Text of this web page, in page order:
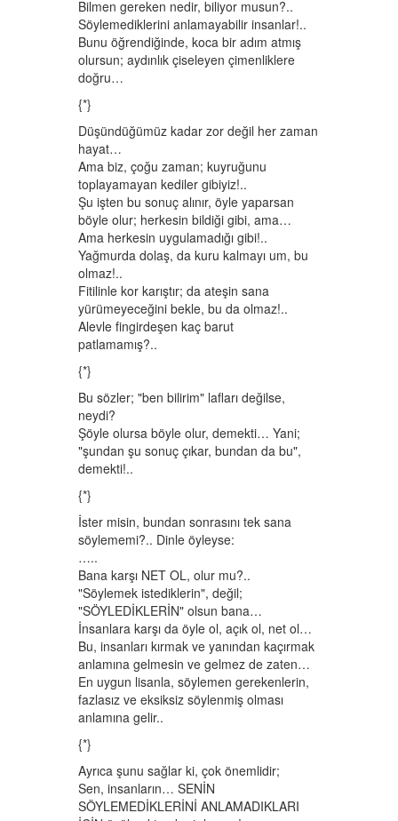
Bilmen gereken nedir, biliyor musun?..
Söylemediklerini anlamayabilir insanlar!..
Bunu öğrendiğinde, koca bir adım atmış
olursun; aydınlık çiseleyen çimenliklere
doğru…
{*}
Düşündüğümüz kadar zor değil her zaman
hayat…
Ama biz, çoğu zaman; kuyruğunu
toplayamayan kediler gibiyiz!..
Şu işten bu sonuç alınır, öyle yaparsan
böyle olur; herkesin bildiği gibi, ama…
Ama herkesin uygulamadığı gibi!..
Yağmurda dolaş, da kuru kalmayı um, bu
olmaz!..
Fitilinle kor karıştır; da ateşin sana
yürümeyeceğini bekle, bu da olmaz!..
Alevle fingirdeşen kaç barut
patlamamış?..
{*}
Bu sözler; "ben bilirim" lafları değilse,
neydi?
Şöyle olursa böyle olur, demekti… Yani;
"şundan şu sonuç çıkar, bundan da bu",
demekti!..
{*}
İster misin, bundan sonrasını tek sana
söylememi?.. Dinle öyleyse:
…..
Bana karşı NET OL, olur mu?..
"Söylemek istediklerin", değil;
"SÖYLEDİKLERİN" olsun bana…
İnsanlara karşı da öyle ol, açık ol, net ol…
Bu, insanları kırmak ve yanından kaçırmak
anlamına gelmesin ve gelmez de zaten…
En uygun lisanla, söylemen gerekenlerin,
fazlasız ve eksiksiz söylenmiş olması
anlamına gelir..
{*}
Ayrıca şunu sağlar ki, çok önemlidir;
Sen, insanların… SENİN
SÖYLEMEDİKLERİNİ ANLAMADIKLARI